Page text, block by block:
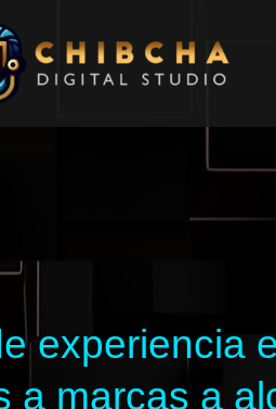
experiencia
a marcas a